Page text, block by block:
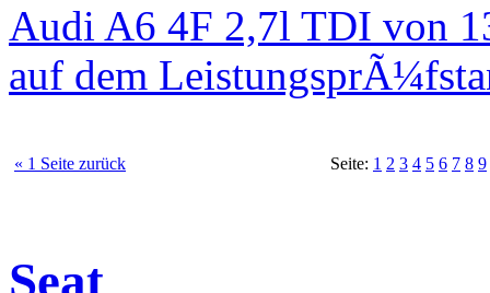
Audi A6 4F 2,7l TDI von
auf dem
« 1 Seite zurück Seite: 1 2 3 4 5 6 7 8 9
Seat